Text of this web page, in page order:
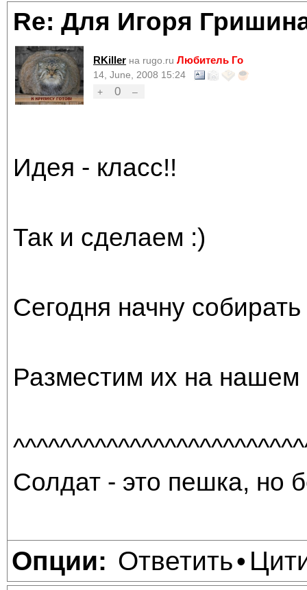
Re: Для Игоря
RKiller на rugo.ru Любитель Го
14, June, 2008 15:24
+
0 –
Идея - класс!!
Так и сделаем :)
Сегодня начну
Разместим их на
Солдат - это пешка, но
Опции: Ответить•